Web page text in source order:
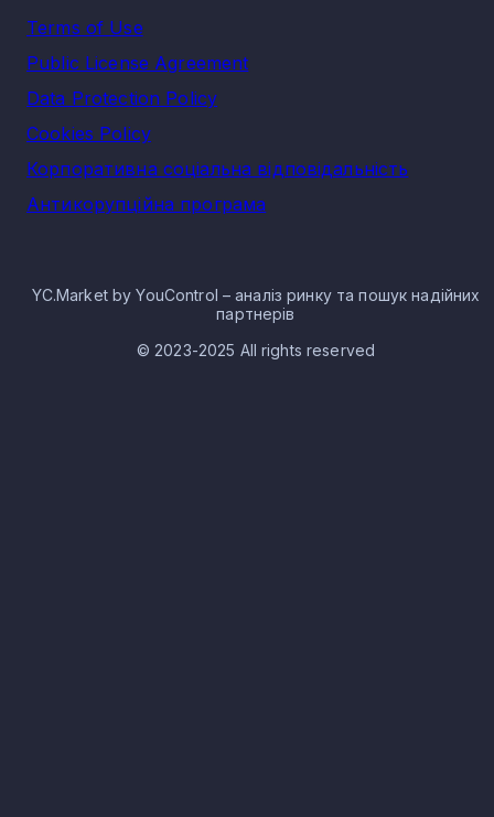
Terms of Use
Public License Agreement
Data Protection Policy
Cookies Policy
Корпоративна соціальна відповідальність
Антикорупційна програма
YC.Market by YouControl – аналіз ринку та пошук надійних
партнерів
© 2023-2025 All rights reserved